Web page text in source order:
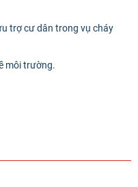
trợ cư dân trong vụ cháy
môi trường.